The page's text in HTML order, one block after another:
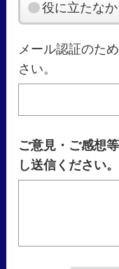
役に立たな
メール認証のた
さい。
ご意見・ご感想
し送信ください。